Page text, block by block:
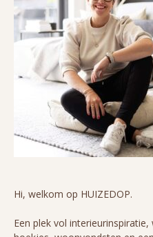
Hi, welkom op HUIZEDOP.
Een plek vol